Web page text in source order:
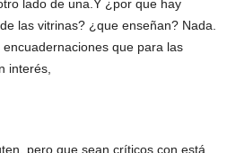
lado de una.Y ¿por que hay
las vitrinas? ¿que enseñan? Nada.
que para las
interés,
pero que sean críticos con está